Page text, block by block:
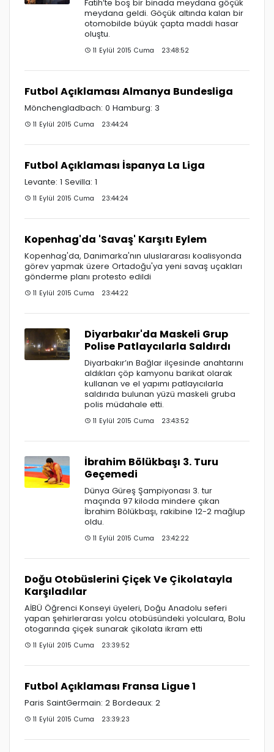
Fatih’te boş bir binada meydana göçük
meydana geldi. Göçük altında kalan bir
otomobilde büyük çapta maddi hasar
oluştu.
11 Eylül 2015 Cuma 23:48:52
Futbol Açıklaması Almanya Bundesliga
Mönchengladbach: 0 Hamburg: 3
11 Eylül 2015 Cuma 23:44:24
Futbol Açıklaması İspanya La Liga
Levante: 1 Sevilla: 1
11 Eylül 2015 Cuma 23:44:24
Kopenhag'da 'Savaş' Karşıtı Eylem
Kopenhag'da, Danimarka'nın uluslararası koalisyonda
görev yapmak üzere Ortadoğu'ya yeni savaş uçakları
gönderme planı protesto edildi
11 Eylül 2015 Cuma 23:44:22
Diyarbakır'da Maskeli Grup
Polise Patlaycılarla Saldırdı
Diyarbakır’ın Bağlar ilçesinde anahtarını
aldıkları çöp kamyonu barikat olarak
kullanan ve el yapımı patlayıcılarla
saldırıda bulunan yüzü maskeli gruba
polis müdahale etti.
11 Eylül 2015 Cuma 23:43:52
İbrahim Bölükbaşı 3. Turu
Geçemedi
Dünya Güreş Şampiyonası 3. tur
maçında 97 kiloda mindere çıkan
İbrahim Bölükbaşı, rakibine 12-2 mağlup
oldu.
11 Eylül 2015 Cuma 23:42:22
Doğu Otobüslerini Çiçek Ve Çikolatayla
Karşıladılar
AİBÜ Öğrenci Konseyi üyeleri, Doğu Anadolu seferi
yapan şehirlerarası yolcu otobüsündeki yolculara, Bolu
otogarında çiçek sunarak çikolata ikram etti
11 Eylül 2015 Cuma 23:39:52
Futbol Açıklaması Fransa Ligue 1
Paris SaintGermain: 2 Bordeaux: 2
11 Eylül 2015 Cuma 23:39:23